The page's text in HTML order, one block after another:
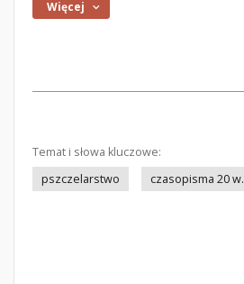
Więcej
Temat i słowa kluczowe:
pszczelarstwo
czasopisma 20 w.